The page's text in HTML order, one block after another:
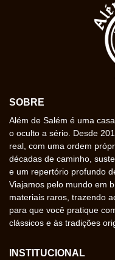
SOBRE
Além de Salém é uma
o oculto a sério. Desde
real, com uma ordem
décadas de caminho,
e um repertório profundo
Viajamos pelo mundo em
materiais raros, trazendo
para que você pratique
clássicos e às tradições
INSTITUCIONAL